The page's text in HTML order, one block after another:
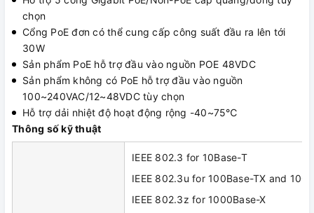
chọn
Cổng PoE đơn có thể cung cấp công suất đầu ra lên tới
30W
Sản phẩm PoE hỗ trợ đầu vào nguồn POE 48VDC
Sản phẩm không có PoE hỗ trợ đầu vào nguồn
100~240VAC/12~48VDC tùy chọn
Hỗ trợ dải nhiệt độ hoạt động rộng -40~75℃
Thông số kỹ thuật
IEEE 802.3 for 10Base-T
IEEE 802.3u for 100Base-TX and
IEEE 802.3z for 1000Base-X